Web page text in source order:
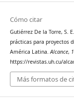
Cómo citar
Gutiérrez De la Torre, S.
prácticas para proyectos
América Latina.Alcance,
https://revistas.uh.cu/
Más formatos de